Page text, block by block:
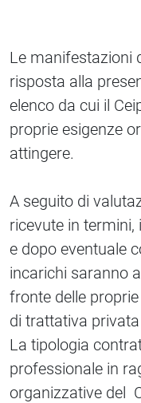
Le manifestazioni
risposta alla
elenco da cui il
proprie esigenze
attingere.
A seguito di
ricevute in
e dopo eventuale
incarichi saranno
fronte delle
di trattativa
La tipologia
professionale in
organizzative del